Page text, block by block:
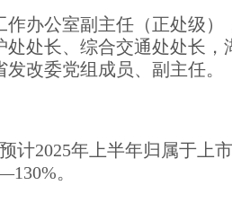
办公室副主任（正处级）
处长、综合交通处处长，
改委党组成员、副主任。
计2025年上半年归属于上
。